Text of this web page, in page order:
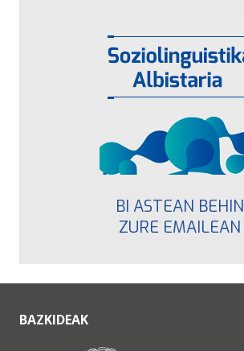
BI ASTEAN BEHIN
ZURE EMAILEAN
BAZKIDEAK